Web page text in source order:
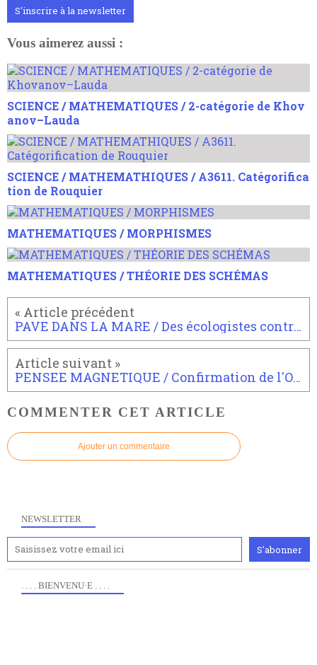
S'inscrire à la newsletter
Vous aimerez aussi :
SCIENCE / MATHEMATIQUES / 2-catégorie de Khov
anov–Lauda
SCIENCE / MATHEMATHIQUES / A3611. Catégorifica
tion de Rouquier
MATHEMATIQUES / MORPHISMES
MATHEMATIQUES / THÉORIE DES SCHÉMAS
PAVE DANS LA MARE / Des écologistes contre le nucléaire ?
PENSEE MAGNETIQUE / Confirmation de l'OMS - Cancer/Champs magnétiques
COMMENTER CET ARTICLE
Ajouter un commentaire
NEWSLETTER
. . . . BIENVENU·E . . . .